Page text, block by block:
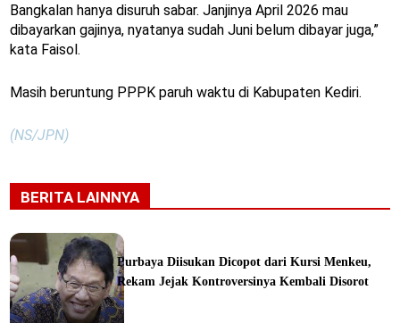
Bangkalan hanya disuruh sabar. Janjinya April 2026 mau
dibayarkan gajinya, nyatanya sudah Juni belum dibayar juga,”
kata Faisol.
Masih beruntung PPPK paruh waktu di Kabupaten Kediri.
(NS/JPN)
BERITA LAINNYA
Purbaya Diisukan Dicopot dari Kursi Menkeu,
Rekam Jejak Kontroversinya Kembali Disorot